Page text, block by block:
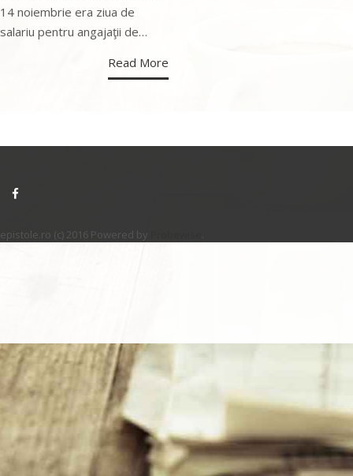
14 noiembrie era ziua de
salariu pentru angajaţii de…
Read More
epistole.ro (c) 2016 Powered by